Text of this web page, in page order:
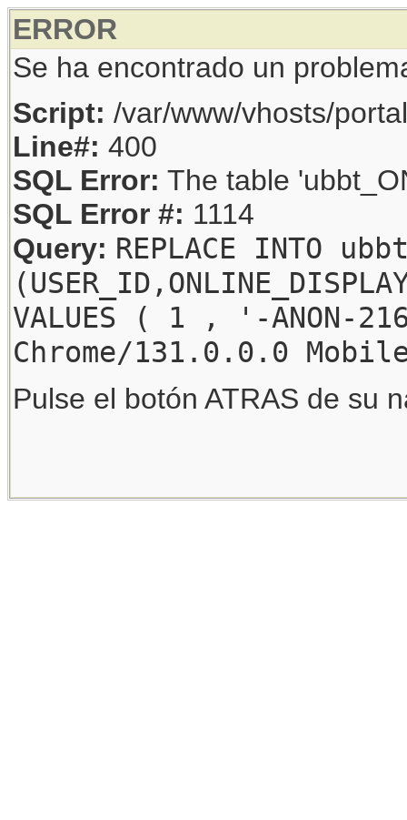
ERROR
Se ha encontrado un
Script: /var/www/vhosts/
Line#: 400
SQL Error: The table
SQL Error #: 1114
Query: REPLACE INTO
VALUES ( 1 , '-
Chrome/131.0.0.0
Pulse el botón ATRAS de su